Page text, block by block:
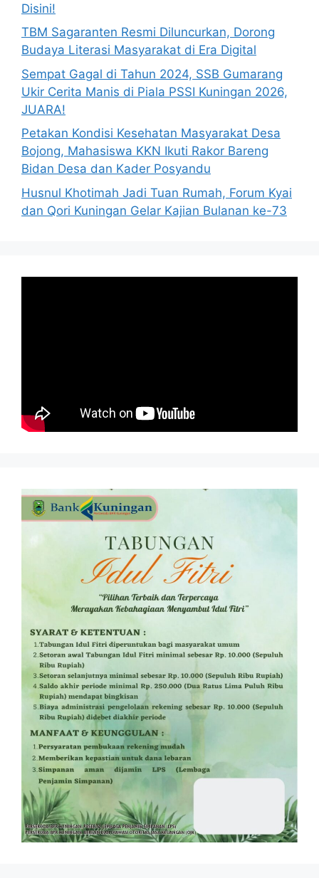
Disini!
TBM Sagaranten Resmi Diluncurkan, Dorong
Budaya Literasi Masyarakat di Era Digital
Sempat Gagal di Tahun 2024, SSB Gumarang
Ukir Cerita Manis di Piala PSSI Kuningan 2026,
JUARA!
Petakan Kondisi Kesehatan Masyarakat Desa
Bojong, Mahasiswa KKN Ikuti Rakor Bareng
Bidan Desa dan Kader Posyandu
Husnul Khotimah Jadi Tuan Rumah, Forum Kyai
dan Qori Kuningan Gelar Kajian Bulanan ke-73